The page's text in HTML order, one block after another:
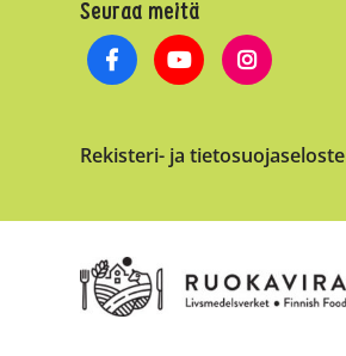
Seuraa meitä
Rekisteri- ja tietosuojaseloste